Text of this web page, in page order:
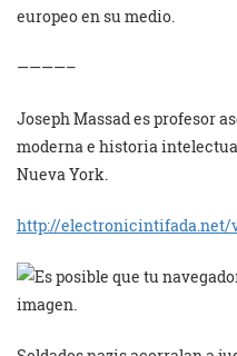
europeo en su medio.
————–
Joseph Massad es profesor
moderna e historia
Nueva York.
http://electronicintifada.net/